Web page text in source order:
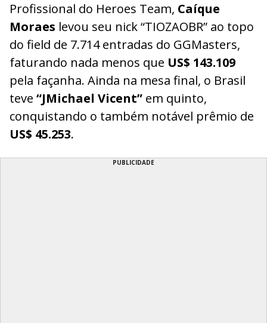
Profissional do Heroes Team, Caíque
Moraes levou seu nick “TIOZAOBR” ao topo
do field de 7.714 entradas do GGMasters,
faturando nada menos que US$ 143.109
pela façanha. Ainda na mesa final, o Brasil
teve “JMichael Vicent” em quinto,
conquistando o também notável prêmio de
US$ 45.253.
PUBLICIDADE